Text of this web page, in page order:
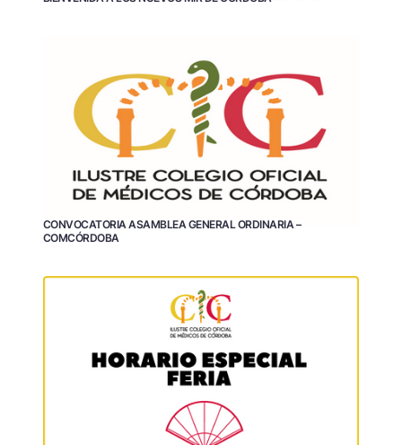
CONVOCATORIA ASAMBLEA GENERAL ORDINARIA –
COMCÓRDOBA